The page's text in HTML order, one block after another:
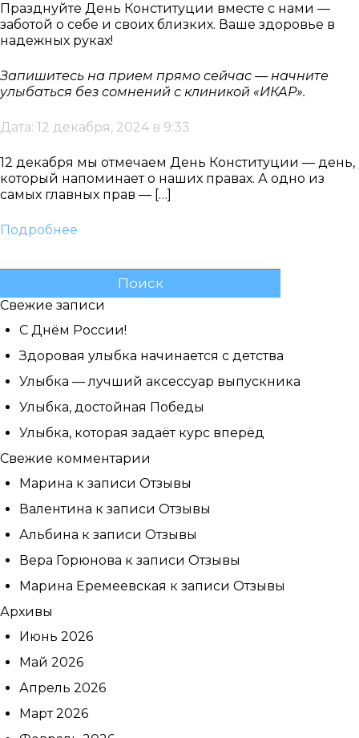
Записаться
Празднуйте День Конституции вместе с нами —
заботой о себе и своих близких. Ваше здоровье в
надежных руках!
Запишитесь на прием прямо сейчас — начните
улыбаться без сомнений с клиникой «ИКАР».
Дата: 12 декабря, 2024 в 9:33
12 декабря мы отмечаем День Конституции — день,
который напоминает о наших правах. А одно из
самых главных прав — […]
Подробнее
Свежие записи
С Днём России!
Здоровая улыбка начинается с детства
Улыбка — лучший аксессуар выпускника
Улыбка, достойная Победы
Улыбка, которая задаёт курс вперёд
Свежие комментарии
Марина к записи Отзывы
Валентина к записи Отзывы
Альбина к записи Отзывы
Вера Горюнова к записи Отзывы
Марина Еремеевская к записи Отзывы
Архивы
Июнь 2026
Май 2026
Апрель 2026
Март 2026